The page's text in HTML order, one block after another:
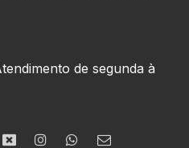
de segunda à